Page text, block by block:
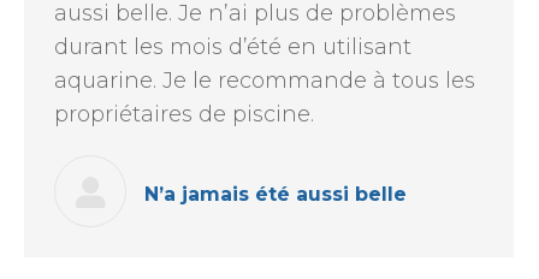
aussi belle. Je n’ai plus de problèmes
durant les mois d’été en utilisant
aquarine. Je le recommande à tous les
propriétaires de piscine.
N’a jamais été aussi belle